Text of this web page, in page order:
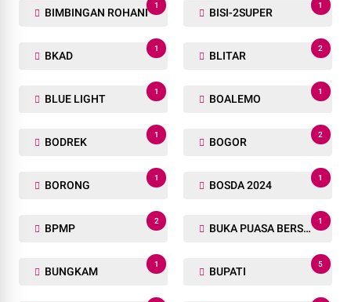
BIMBINGAN ROHANI
1
BISI-2SUPER
1
BKAD
1
BLITAR
2
BLUE LIGHT
1
BOALEMO
1
BODREK
1
BOGOR
2
BORONG
1
BOSDA 2024
1
BPMP
2
BUKA PUASA BERSAMA
1
BUNGKAM
1
BUPATI
5